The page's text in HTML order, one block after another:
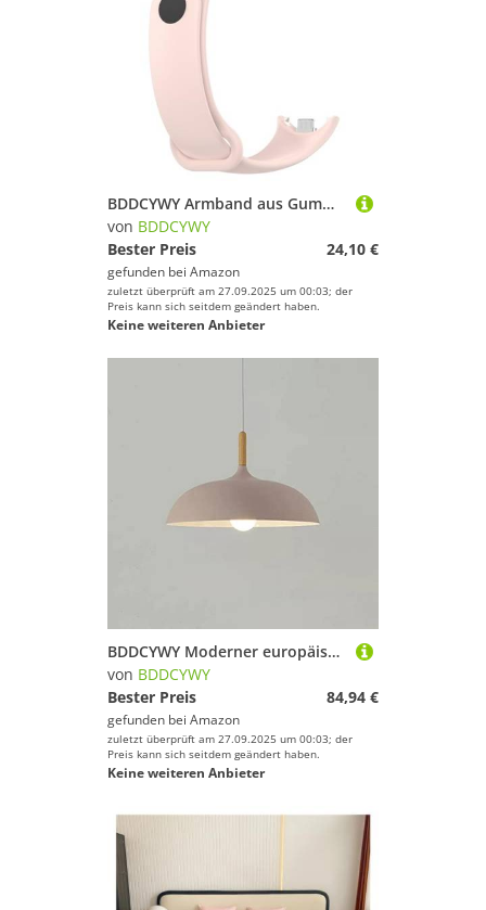
BDDCYWY Armband aus Gummi für Mi Band 8 Zubehör NFC Sport Smart Uhr Pulseira Correa Miband 8 Bandriemen
von BDDCYWY
Bester Preis
24,10 €
gefunden bei Amazon
zuletzt überprüft am 27.09.2025 um 00:03; der
Preis kann sich seitdem geändert haben.
Keine weiteren Anbieter
BDDCYWY Moderner europäischer Stil Macaron Chaner für Cafés und Restaurant kreative Hängelampe für Veranda und Loft Single Head Anhänger Licht mit Topfabdeckung einfach und stilvolles Design (Grau 60
von BDDCYWY
Bester Preis
84,94 €
gefunden bei Amazon
zuletzt überprüft am 27.09.2025 um 00:03; der
Preis kann sich seitdem geändert haben.
Keine weiteren Anbieter